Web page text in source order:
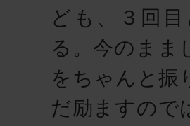
ども、３回
る。今のまま
をちゃんと振
だ励ますので